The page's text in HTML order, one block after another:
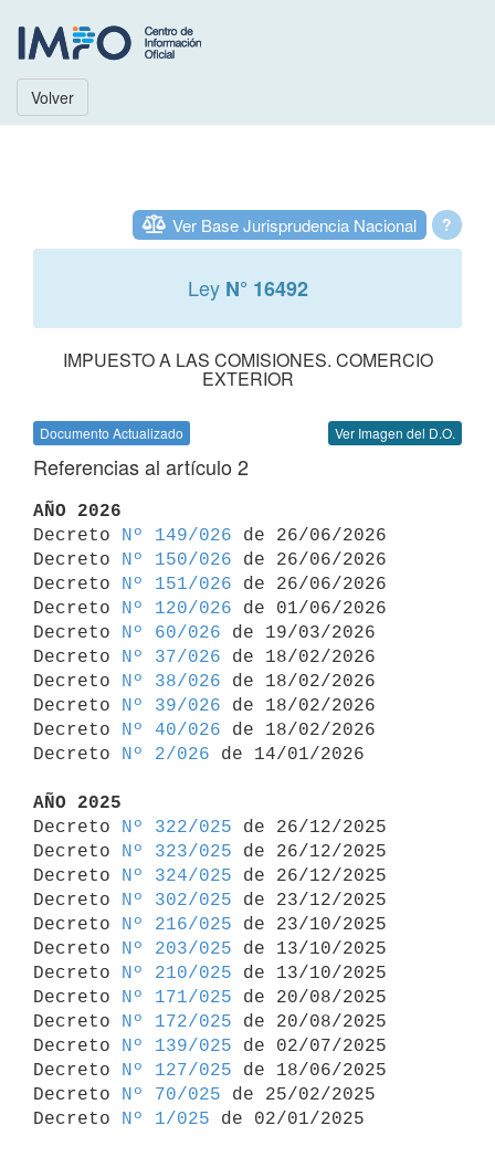
Volver
?
Ver Base Jurisprudencia Nacional
Ley N° 16492
IMPUESTO A LAS COMISIONES. COMERCIO
EXTERIOR
Documento Actualizado Ver Imagen del D.O.
Referencias al artículo 2
AÑO 2026
Decreto
Nº 149/026 de 26/06/2026
Decreto
Nº 150/026 de 26/06/2026
Decreto
Nº 151/026 de 26/06/2026
Decreto
Nº 120/026 de 01/06/2026
Decreto
Nº 60/026 de 19/03/2026
Decreto
Nº 37/026 de 18/02/2026
Decreto
Nº 38/026 de 18/02/2026
Decreto
Nº 39/026 de 18/02/2026
Decreto
Nº 40/026 de 18/02/2026
Decreto
Nº 2/026 de 14/01/2026
AÑO 2025
Decreto
Nº 322/025 de 26/12/2025
Decreto
Nº 323/025 de 26/12/2025
Decreto
Nº 324/025 de 26/12/2025
Decreto
Nº 302/025 de 23/12/2025
Decreto
Nº 216/025 de 23/10/2025
Decreto
Nº 203/025 de 13/10/2025
Decreto
Nº 210/025 de 13/10/2025
Decreto
Nº 171/025 de 20/08/2025
Decreto
Nº 172/025 de 20/08/2025
Decreto
Nº 139/025 de 02/07/2025
Decreto
Nº 127/025 de 18/06/2025
Decreto
Nº 70/025 de 25/02/2025
Decreto
Nº 1/025 de 02/01/2025